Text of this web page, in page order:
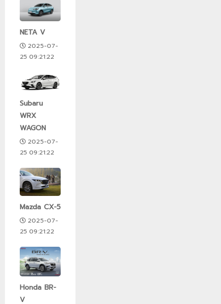
NETA V
2025-07-
25 09:21:22
Subaru
WRX
WAGON
2025-07-
25 09:21:22
Mazda CX-5
2025-07-
25 09:21:22
Honda BR-
V